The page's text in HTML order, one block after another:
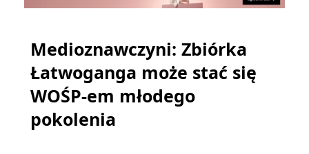
Medioznawczyni: Zbiórka
Łatwoganga może stać się
WOŚP-em młodego
pokolenia